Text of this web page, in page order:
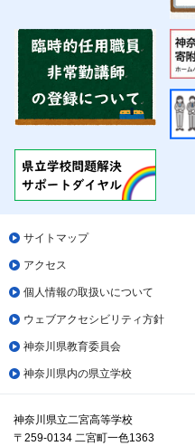
サイトマップ
アクセス
個人情報の取扱いについて
ウェブアクセシビリティ方針
神奈川県教育委員会
神奈川県内の県立学校
神奈川県立二宮高等学校
〒259-0134 二宮町一色1363